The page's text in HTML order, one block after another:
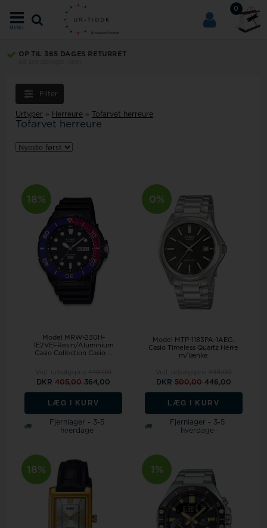
0
MENU
OP TIL 365 DAGES RETURRET
Filter
Urtyper » Herreure » Tofarvet herreure
Tofarvet herreure
18%
Model MRW-230H-
1E2VEFResin/Aluminium
Casio Collection Casio ...
DKR405,00364,00
LÆG I KURV
Fjernlager - 3-5
hverdage
0%
Model MTP-1183PA-1AEG
Casio Timeless Quartz Herre
m/lænke
DKR 500,00446,00
LÆG I KURV
Fjernlager - 3-5
hverdage
18% 1%